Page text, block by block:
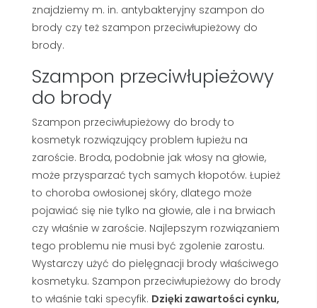
znajdziemy m. in. antybakteryjny szampon do
brody czy też szampon przeciwłupieżowy do
brody.
Szampon przeciwłupieżowy
do brody
Szampon przeciwłupieżowy do brody to
kosmetyk rozwiązujący problem łupieżu na
zaroście. Broda, podobnie jak włosy na głowie,
może przysparzać tych samych kłopotów. Łupież
to choroba owłosionej skóry, dlatego może
pojawiać się nie tylko na głowie, ale i na brwiach
czy właśnie w zaroście. Najlepszym rozwiązaniem
tego problemu nie musi być zgolenie zarostu.
Wystarczy użyć do pielęgnacji brody właściwego
kosmetyku. Szampon przeciwłupieżowy do brody
to właśnie taki specyfik. Dzięki zawartości cynku,